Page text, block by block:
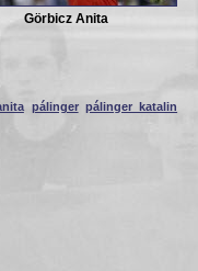
Görbicz Anita
pálinger pálinger katalin